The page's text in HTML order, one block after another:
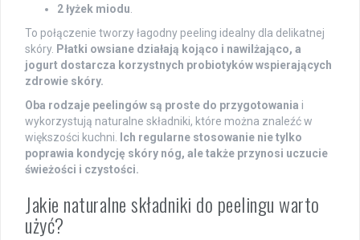
2 łyżek miodu
To połączenie tworzy łagodny peeling idealny dla delikatnej
skóry. Płatki owsiane działają kojąco i nawilżająco, a
jogurt dostarcza korzystnych probiotyków wspierających
zdrowie skóry.
Oba rodzaje peelingów są proste do przygotowania i
wykorzystują naturalne składniki, które można znaleźć w
większości kuchni. Ich regularne stosowanie nie tylko
poprawia kondycję skóry nóg, ale także przynosi uczucie
świeżości i czystości.
Jakie naturalne składniki do peelingu warto
użyć?